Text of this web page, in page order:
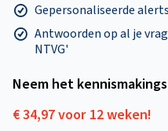
Gepersonaliseerde
Antwoorden op al je
NTVG'
Neem het
€ 34,97 voor 12 weken!